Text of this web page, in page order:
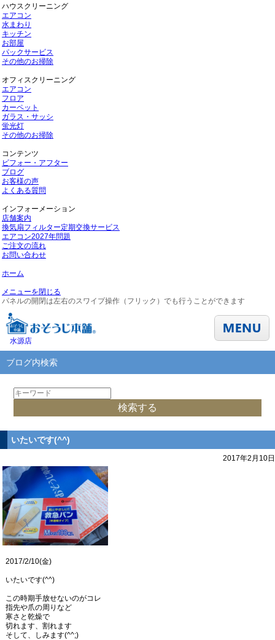
ハウスクリーニング
エアコン
水まわり
キッチン
お部屋
パックサービス
その他のお掃除
オフィスクリーニング
エアコン
フロア
カーペット
ガラス・サッシ
蛍光灯
その他のお掃除
コンテンツ
ビフォー・アフター
ブログ
お客様の声
よくある質問
インフォーメーション
店舗案内
換気扇フィルター定期交換サービス
エアコン2027年問題
ご注文の流れ
お問い合わせ
ホーム
メニューを閉じる
パネルの開閉は左右のスワイプ操作（フリック）でも行うことができます
水源店
ブログ内検索
いたいです(^^)
2017年2月10日
2017/2/10(金)
いたいです(^^)
この時期手放せないのがコレ
指先や爪の周りなど
寒さと乾燥で
切れます、割れます
そして、しみます(^^;)